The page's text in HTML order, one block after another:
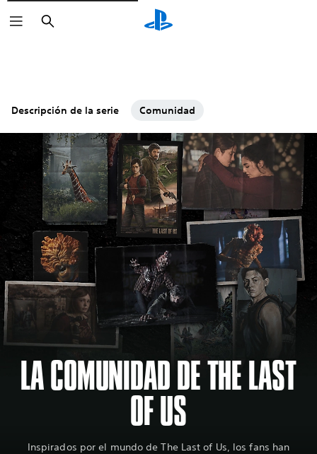
Buscar
Descripción de la serie Comunidad
LA COMUNIDAD DE THE LAST
OF US
Inspirados por el mundo de The Last of Us, los fans han